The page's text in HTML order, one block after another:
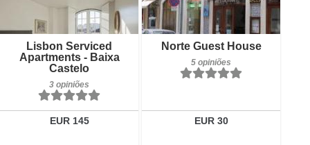
Lisbon Serviced
Apartments - Baixa
Castelo
3 opiniões
EUR 145
Reservar
Norte Guest House
5 opiniões
EUR 30
Reservar